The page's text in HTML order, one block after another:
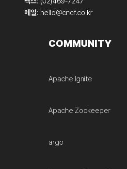
메일: hello@cncf.co.kr
COMMUNITY
Apache Ignite
Apache Zookeeper
argo